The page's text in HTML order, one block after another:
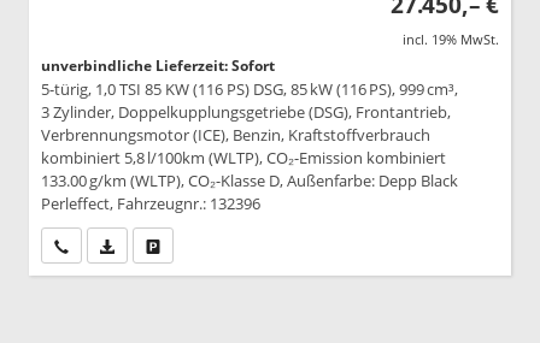
incl. 19% MwSt.
unverbindliche Lieferzeit: Sofort
5-türig, 1,0 TSI 85 KW (116 PS) DSG, 85 kW (116 PS), 999 cm³,
3 Zylinder, Doppelkupplungsgetriebe (DSG), Frontantrieb,
Verbrennungsmotor (ICE), Benzin, Kraftstoffverbrauch
kombiniert 5,8 l/100km (WLTP), CO₂-Emission kombiniert
133.00 g/km (WLTP), CO₂-Klasse D, Außenfarbe: Depp Black
Perleffect, Fahrzeugnr.: 132396
Wir rufen Sie anPDF-Datei, Fahrzeugexposé drucken